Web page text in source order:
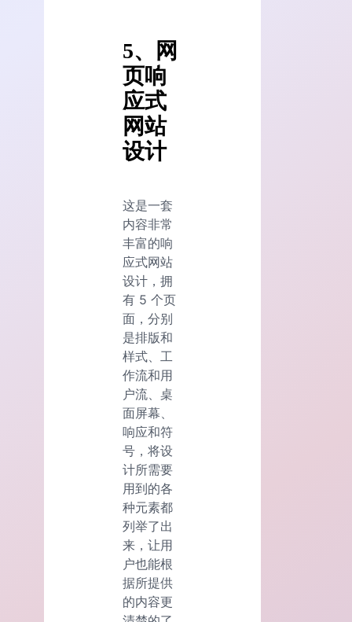
5、网
页响
应式
网站
设计
这是一套
内容非常
丰富的响
应式网站
设计，拥
有 5 个页
面，分别
是排版和
样式、工
作流和用
户流、桌
面屏幕、
响应和符
号，将设
计所需要
用到的各
种元素都
列举了出
来，让用
户也能根
据所提供
的内容更